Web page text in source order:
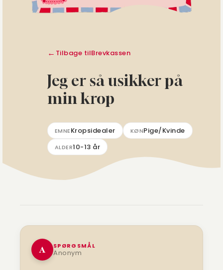
Tilbage tilBrevkassen
Jeg er så usikker på
min krop
EMNEKropsidealer KØNPige/Kvinde
ALDER10-13 år
A SPØRGSMÅL
Anonym